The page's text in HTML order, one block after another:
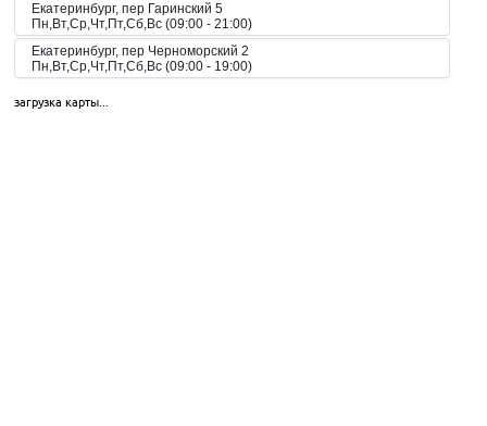
Екатеринбург, пер Гаринский 5
Пн,Вт,Ср,Чт,Пт,Сб,Вс (09:00 - 21:00)
Екатеринбург, пер Черноморский 2
Пн,Вт,Ср,Чт,Пт,Сб,Вс (09:00 - 19:00)
Пн-Вс 10:00-20:00
загрузка карты...